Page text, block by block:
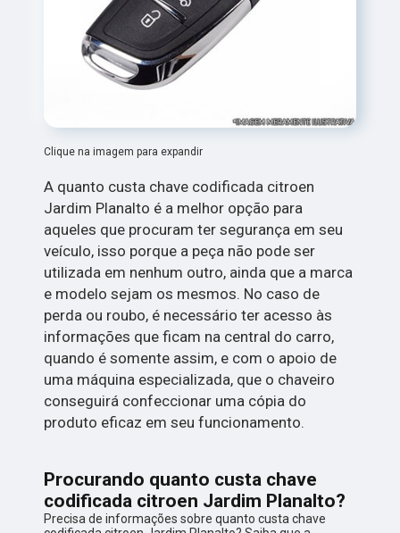
Clique na imagem para expandir
A quanto custa chave codificada citroen
Jardim Planalto é a melhor opção para
aqueles que procuram ter segurança em seu
veículo, isso porque a peça não pode ser
utilizada em nenhum outro, ainda que a marca
e modelo sejam os mesmos. No caso de
perda ou roubo, é necessário ter acesso às
informações que ficam na central do carro,
quando é somente assim, e com o apoio de
uma máquina especializada, que o chaveiro
conseguirá confeccionar uma cópia do
produto eficaz em seu funcionamento.
Procurando quanto custa chave
codificada citroen Jardim Planalto?
Precisa de informações sobre quanto custa chave